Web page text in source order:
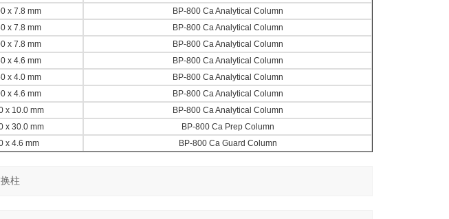
x 7.8 mm
BP-800 Ca Analytical Column
x 7.8 mm
BP-800 Ca Analytical Column
x 7.8 mm
BP-800 Ca Analytical Column
x 4.6 mm
BP-800 Ca Analytical Column
x 4.0 mm
BP-800 Ca Analytical Column
x 4.6 mm
BP-800 Ca Analytical Column
x 10.0 mm
BP-800 Ca Analytical Column
x 30.0 mm
BP-800 Ca Prep Column
x 4.6 mm BP-800 Ca Guard Column